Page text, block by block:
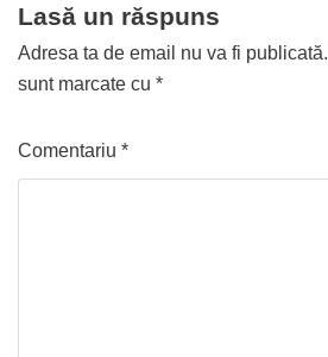
Lasă un răspuns
Adresa ta de email nu va fi publicată.
sunt marcate cu *
Comentariu *